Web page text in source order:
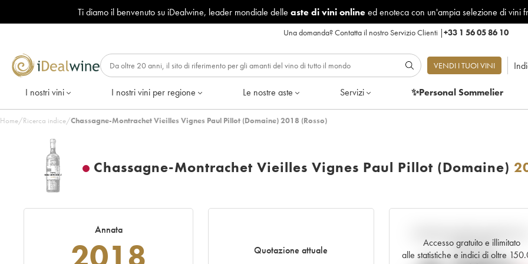
Ti diamo il benvenuto su iDealwine, leader mondiale delle aste di vini onlineed enoteca con un'ampia selezione di vini
Una domanda?Contatta il nostro Servizio Clienti |+33 1 56 05 86 10
VENDI I TUOI VINI
I nostri vini I nostri vini per regione Le nostre aste Servizi ✨Personal Sommelier
Home/Ricerca indice/Chassagne-Montrachet Vieilles Vignes Paul Pillot (Domaine) 2018 (Rosso)
Chassagne-Montrachet Vieilles Vignes Paul Pillot (Domaine)
Annata
Quotazione attuale
Accesso gratuito e illimitato
alle statistiche e indici di oltre
tempo reale